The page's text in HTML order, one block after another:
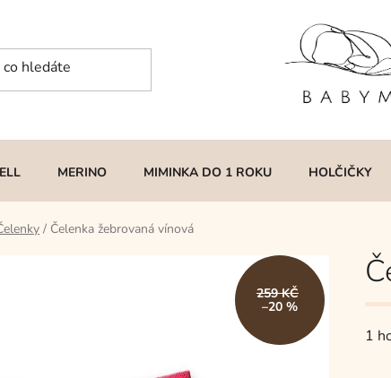
MERINO MIMINKA DO 1 ROKU HOLČIČKY
/ Čelenka žebrovaná vínová
1
259 KČ
–20 %